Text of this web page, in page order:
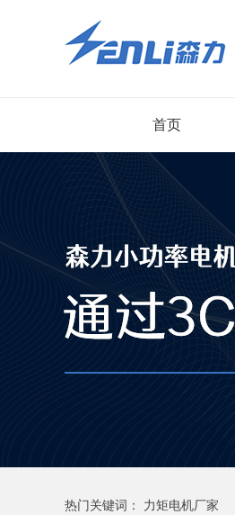
首页
热门关键词： 力矩电机厂家